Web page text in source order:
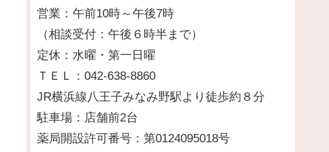
営業：午前10時～午後7時
（相談受付：午後６時半まで）
定休：水曜・第一日曜
ＴＥＬ：042-638-8860
JR横浜線八王子みなみ野駅より徒歩約８分
駐車場：店舗前2台
薬局開設許可番号：第0124095018号